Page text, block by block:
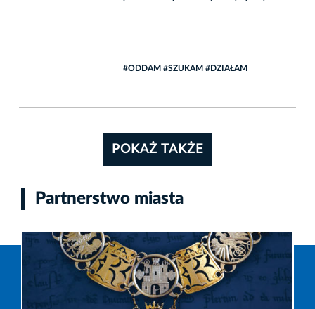
#ODDAM #SZUKAM #DZIAŁAM
POKAŻ TAKŻE
Partnerstwo miasta